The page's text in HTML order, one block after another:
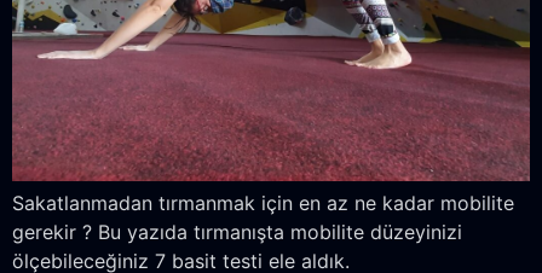
Sakatlanmadan tırmanmak için en az ne kadar mobilite
gerekir ? Bu yazıda tırmanışta mobilite düzeyinizi
ölçebileceğiniz 7 basit testi ele aldık.